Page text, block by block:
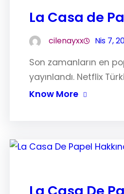
La Casa de
cilenayxx Nis 7,
Son zamanların en
yayınlandı. Netflix
Know More